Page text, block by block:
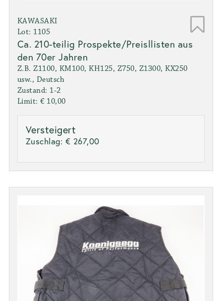
KAWASAKI
Lot: 1105
Ca. 210-teilig Prospekte/Preisllisten aus
den 70er Jahren
Z.B. Z1100, KM100, KH125, Z750, Z1300, KX250
usw., Deutsch
Zustand: 1-2
Limit: € 10,00
Versteigert
Zuschlag: € 267,00